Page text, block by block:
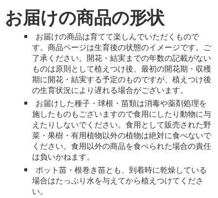
お届けの商品の形状
お届けの商品は育てて楽しんでいただくもので
す。商品ページは生育後の状態のイメージです。ご
了承ください。開花・結実までの年数の記載がない
ものは原則として植えつけ後、最初の開花期・収穫
期に開花・結実する予定のものですが、植えつけ後
の生育状況により遅れる場合がございます。
お届けした種子・球根・苗類は消毒や薬剤処理を
施したものもございますので食用にしたり動物に与
えたりしないでください。食用として販売された野
菜・果樹・有用植物以外の植物は絶対に食べないで
ください。食用以外の商品を食べられた場合の責任
は負いかねます。
ポット苗・根巻き苗とも、到着時に乾燥している
場合はたっぷり水を与えてから植えつけてくださ
い。